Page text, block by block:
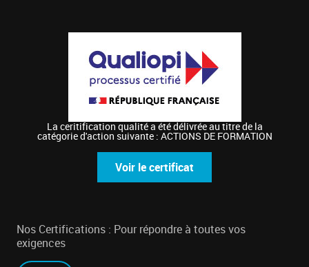
La ceritification qualité a été délivrée au titre de la
catégorie d'action suivante : ACTIONS DE FORMATION
Voir le certificat
Nos Certifications : Pour répondre à toutes vos
exigences